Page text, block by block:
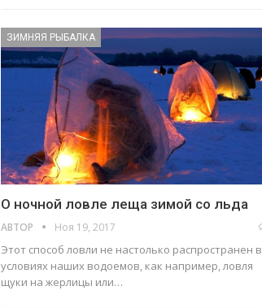
ЗИМНЯЯ РЫБАЛКА
О ночной ловле леща зимой со льда
АВТОР Ноя 19, 2017
Этот способ ловли не настолько распространен в
условиях наших водоемов, как например, ловля
щуки на жерлицы или…